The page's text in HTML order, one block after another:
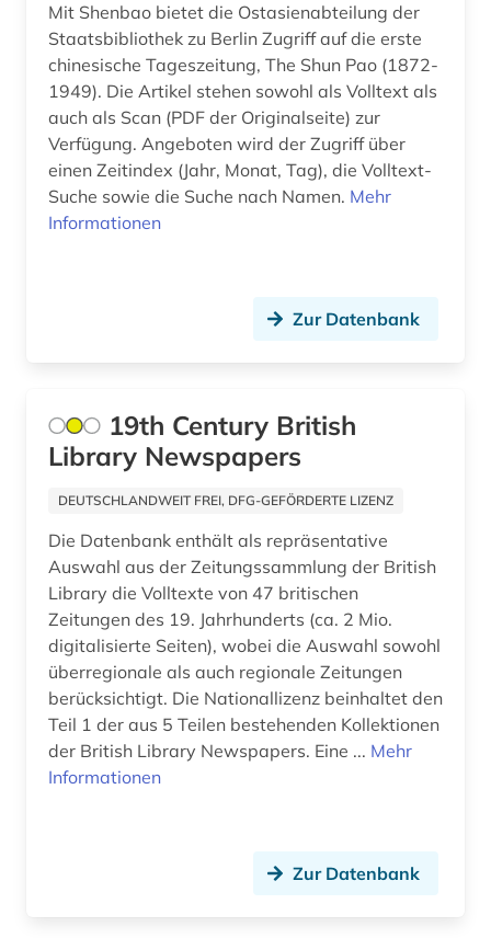
informationswissenschaft (1)
ingolstadt (1)
inhalt (2)
inkunabel (1)
islam (1)
israel (2)
italien (9)
japan (3)
jiddistik (1)
judaistik (4)
Mit Shenbao bietet die Ostasienabteilung der
Staatsbibliothek zu Berlin Zugriff auf die erste
chinesische Tageszeitung, The Shun Pao (1872-
1949). Die Artikel stehen sowohl als Volltext als
auch als Scan (PDF der Originalseite) zur
Verfügung. Angeboten wird der Zugriff über
einen Zeitindex (Jahr, Monat, Tag), die Volltext-
Suche sowie die Suche nach Namen. Mehr
Informationen
Zur Datenbank
19th Century British
Library Newspapers
DEUTSCHLANDWEIT FREI, DFG-GEFÖRDERTE LIZENZ
Die Datenbank enthält als repräsentative
Auswahl aus der Zeitungssammlung der British
Library die Volltexte von 47 britischen
Zeitungen des 19. Jahrhunderts (ca. 2 Mio.
digitalisierte Seiten), wobei die Auswahl sowohl
überregionale als auch regionale Zeitungen
berücksichtigt. Die Nationallizenz beinhaltet den
Teil 1 der aus 5 Teilen bestehenden Kollektionen
der British Library Newspapers. Eine ... Mehr
Informationen
Zur Datenbank